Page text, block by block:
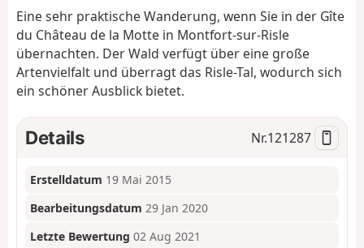
a
o
Eine sehr praktische Wanderung, wenn Sie in der Gîte
du Château de la Motte in Montfort-sur-Risle
übernachten. Der Wald verfügt über eine große
Artenvielfalt und überragt das Risle-Tal, wodurch sich
ein schöner Ausblick bietet.
Details Nr.121287
Erstelldatum 19 Mai 2015
Bearbeitungsdatum 29 Jan 2020
Letzte Bewertung 02 Aug 2021